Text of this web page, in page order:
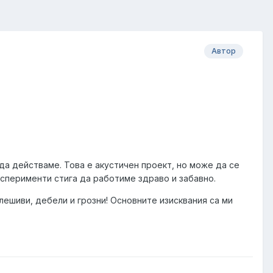
Автор
действаме. Това е акустичен проект, но може да се
стига да работиме здраво и забавно.
дебели и грозни! Основните изисквания са ми